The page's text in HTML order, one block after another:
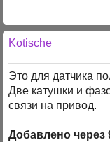
Kotische
Это для датчика
Две катушки и
связи на привод.
Добавлено через